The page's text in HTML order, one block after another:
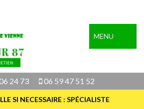
MENU
24 73 06 59 47 51 52
SI NECESSAIRE : SPÉCIALISTE